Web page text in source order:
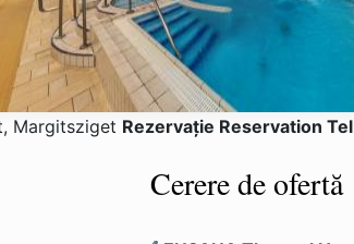
Margitsziget Rezervaţie Reservation
Cerere de ofertă